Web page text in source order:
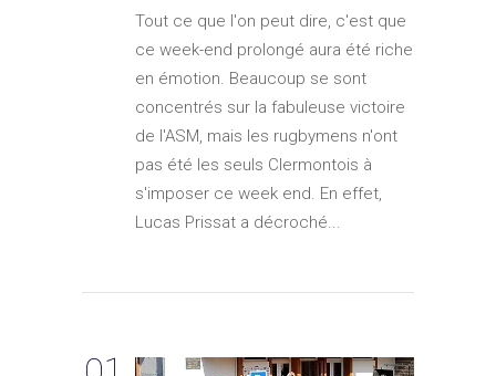
Tout ce que l'on peut dire, c'est que
ce week-end prolongé aura été riche
en émotion. Beaucoup se sont
concentrés sur la fabuleuse victoire
de l'ASM, mais les rugbymens n'ont
pas été les seuls Clermontois à
s'imposer ce week end. En effet,
Lucas Prissat a décroché...